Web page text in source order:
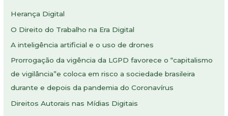
a
r
p
o
r
:
Herança Digital
O Direito do Trabalho na Era Digital
A inteligência artificial e o uso de drones
Prorrogação da vigência da LGPD favorece o “capitalismo
de vigilância”e coloca em risco a sociedade brasileira
durante e depois da pandemia do Coronavírus
Direitos Autorais nas Mídias Digitais